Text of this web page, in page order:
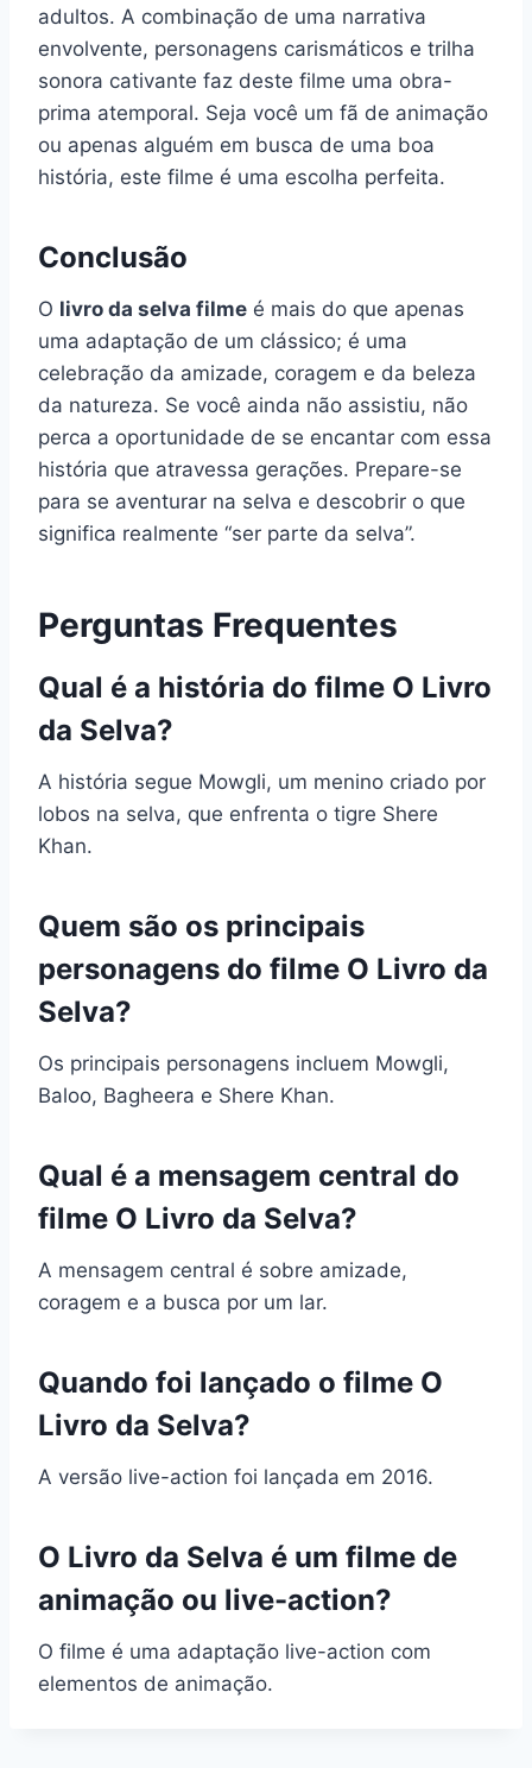
adultos. A combinação de uma narrativa
envolvente, personagens carismáticos e trilha
sonora cativante faz deste filme uma obra-
prima atemporal. Seja você um fã de animação
ou apenas alguém em busca de uma boa
história, este filme é uma escolha perfeita.
Conclusão
O livro da selva filme é mais do que apenas
uma adaptação de um clássico; é uma
celebração da amizade, coragem e da beleza
da natureza. Se você ainda não assistiu, não
perca a oportunidade de se encantar com essa
história que atravessa gerações. Prepare-se
para se aventurar na selva e descobrir o que
significa realmente “ser parte da selva”.
Perguntas Frequentes
Qual é a história do filme O Livro
da Selva?
A história segue Mowgli, um menino criado por
lobos na selva, que enfrenta o tigre Shere
Khan.
Quem são os principais
personagens do filme O Livro da
Selva?
Os principais personagens incluem Mowgli,
Baloo, Bagheera e Shere Khan.
Qual é a mensagem central do
filme O Livro da Selva?
A mensagem central é sobre amizade,
coragem e a busca por um lar.
Quando foi lançado o filme O
Livro da Selva?
A versão live-action foi lançada em 2016.
O Livro da Selva é um filme de
animação ou live-action?
O filme é uma adaptação live-action com
elementos de animação.